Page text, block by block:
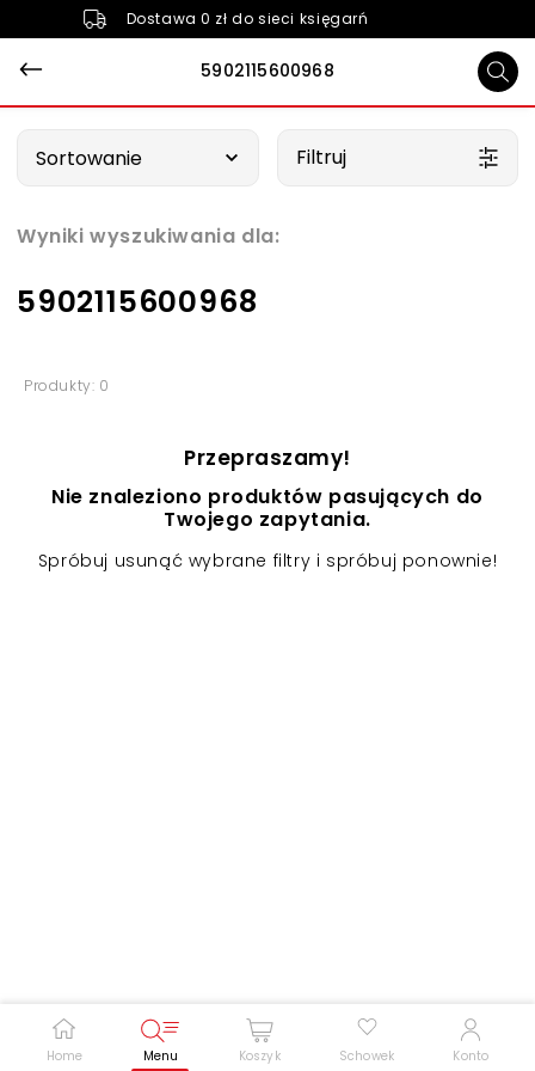
Dostawa 0 zł do sieci księgarń
5902115600968
Home Menu Koszyk Schowek Konto
Wyniki wyszukiwania dla:
5902115600968
Sortowanie Filtruj
Produkty: 0
Przepraszamy!
Nie znaleziono produktów pasujących do
Twojego zapytania.
Spróbuj usunąć wybrane filtry i spróbuj ponownie!
Podkreślenie linków